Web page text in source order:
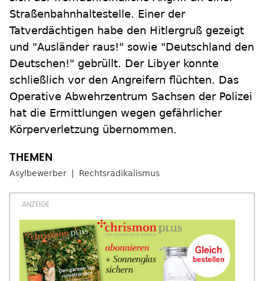
Straßenbahnhaltestelle. Einer der
Tatverdächtigen habe den Hitlergruß gezeigt
und "Ausländer raus!" sowie "Deutschland den
Deutschen!" gebrüllt. Der Libyer konnte
schließlich vor den Angreifern flüchten. Das
Operative Abwehrzentrum Sachsen der Polizei
hat die Ermittlungen wegen gefährlicher
Körperverletzung übernommen.
Asylbewerber Rechtsradikalismus